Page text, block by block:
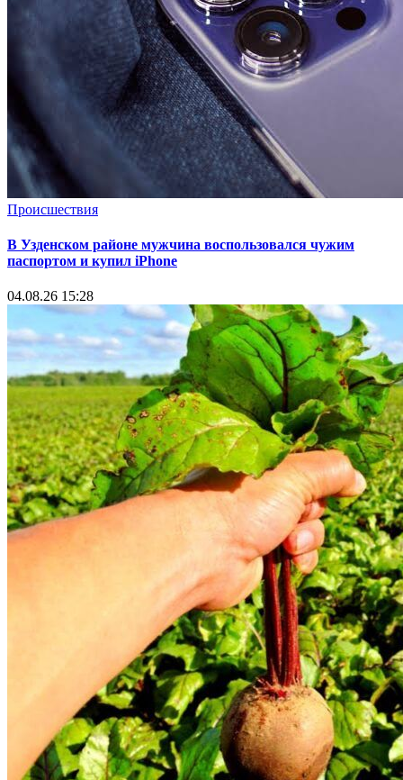
Происшествия
В Узденском районе мужчина воспользовался чужим
паспортом и купил iPhone
04.08.26 15:28